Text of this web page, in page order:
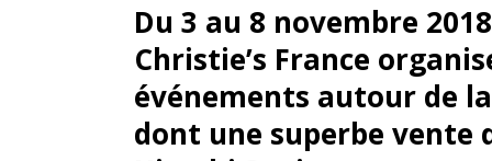
Du 3 au 8 novembre
Christie’s France
événements autour de
dont une superbe vente